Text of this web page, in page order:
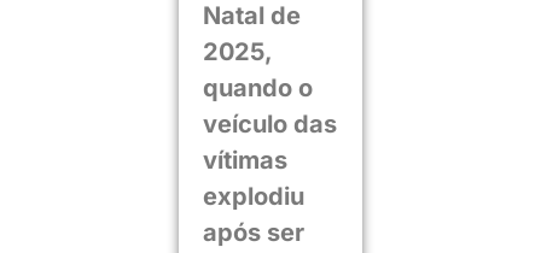
Natal de
2025,
quando o
veículo das
vítimas
explodiu
após ser